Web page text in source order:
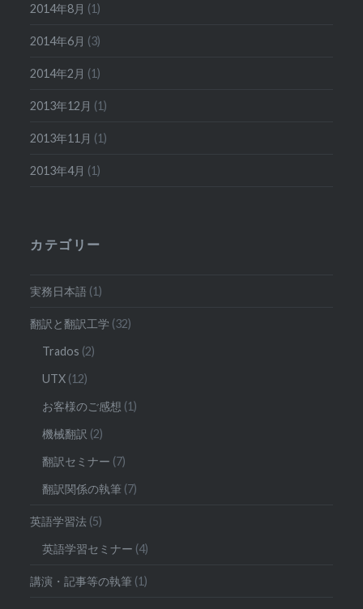
2014年8月 (1)
2014年6月 (3)
2014年2月 (1)
2013年12月 (1)
2013年11月 (1)
2013年4月 (1)
カテゴリー
実務日本語 (1)
翻訳と翻訳工学 (32)
Trados (2)
UTX (12)
お客様のご感想 (1)
機械翻訳 (2)
翻訳セミナー (7)
翻訳関係の執筆 (7)
英語学習法 (5)
英語学習セミナー (4)
講演・記事等の執筆 (1)